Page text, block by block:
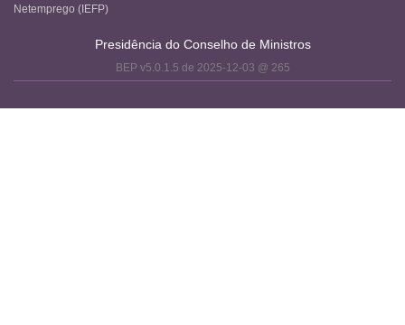
Netemprego (IEFP)
Presidência do Conselho de Ministros
BEP v5.0.1.5 de 2025-12-03 @ 265